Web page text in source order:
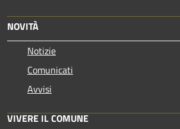
NOVITÀ
Notizie
Comunicati
Avvisi
VIVERE IL COMUNE